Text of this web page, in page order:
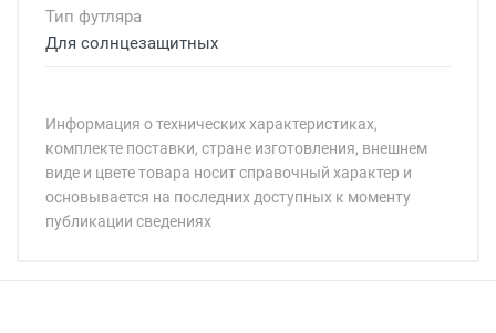
Тип футляра
Для солнцезащитных
Информация о технических характеристиках,
комплекте поставки, стране изготовления, внешнем
виде и цвете товара носит справочный характер и
основывается на последних доступных к моменту
публикации сведениях